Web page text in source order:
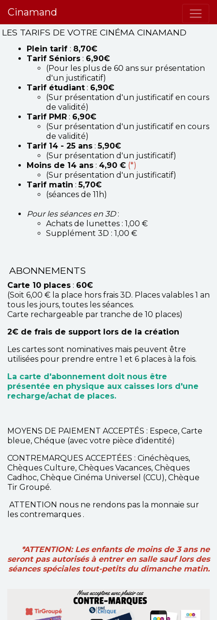
Cinamand
LES TARIFS DE VOTRE CINÉMA CINAMAND
Plein tarif : 8,70€
Tarif Séniors : 6,90€
(Pour les plus de 60 ans sur présentation
d'un justificatif)
Tarif étudiant : 6,90€
(Sur présentation d'un justificatif en cours
de validité)
Tarif PMR : 6,90€
(Sur présentation d'un justificatif en cours
de validité)
Tarif 14 - 25 ans :5,90€
(Sur présentation d'un justificatif)
Moins de 14 ans : 4,90 € (*)
(Sur présentation d'un justificatif)
Tarif matin :5,70€
(séances de 11h)
Pour les séances en 3D :
Achats de lunettes : 1,00 €
Supplément 3D : 1,00 €
ABONNEMENTS
Carte 10 places : 60€
(Soit 6,00 € la place hors frais 3D. Places valables 1 an
tous les jours, toutes les séances.
Carte rechargeable par tranche de 10 places)
2€ de frais de support lors de la création
Les cartes sont nominatives mais peuvent être
utilisées pour prendre entre 1 et 6 places à la fois.
La carte d'abonnement doit nous être
présentée en physique aux caisses lors d'une
recharge/achat de places.
MOYENS DE PAIEMENT ACCEPTÉS : Espece, Carte
bleue, Chéque (avec votre pièce d'identité)
CONTREMARQUES ACCEPTÉES : Cinéchèques,
Chèques Culture, Chèques Vacances, Chèques
Cadhoc, Chèque Cinéma Universel (CCU), Chèque
Tir Groupé.
ATTENTION nous ne rendons pas la monnaie sur
les contremarques .
*ATTENTION: Les enfants de moins de 3 ans ne
seront pas autorisés à entrer en salle sauf lors des
séances spéciales tout-petits du dimanche matin.